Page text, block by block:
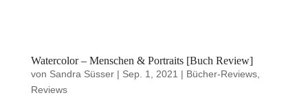
Watercolor – Menschen & Portraits [Buch Review]
von Sandra Süsser| Sep. 1, 2021 | Bücher-Reviews,
Reviews